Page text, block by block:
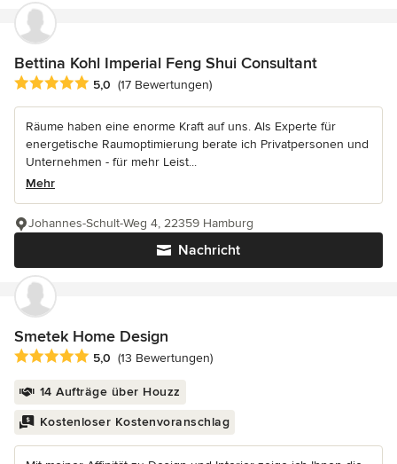
Bettina Kohl Imperial Feng Shui Consultant
Durchschnittliche Bewertung: 5 von 5 Sternen
5,0 (17 Bewertungen)
Räume haben eine enorme Kraft auf uns. Als Experte für
energetische Raumoptimierung berate ich Privatpersonen und
Unternehmen - für mehr Leist...
Mehr
Nachricht
Johannes-Schult-Weg 4, 22359 Hamburg
Smetek Home Design
Durchschnittliche Bewertung: 5 von 5 Sternen
5,0 (13 Bewertungen)
14 Aufträge über Houzz
Kostenloser Kostenvoranschlag